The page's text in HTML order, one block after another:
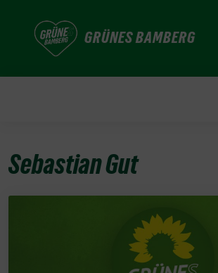
GRÜNES BAMBERG
Sebastian Gut